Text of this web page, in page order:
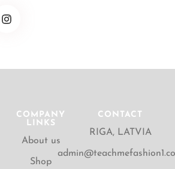
COMPANY
LINKS
About us
Shop
CONTACT
RIGA, LATVIA